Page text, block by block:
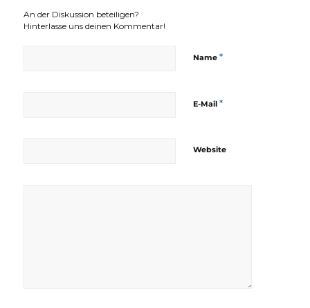
An der Diskussion beteiligen?
Hinterlasse uns deinen Kommentar!
Name *
E-Mail *
Website